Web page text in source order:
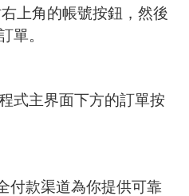
上角的帳號按鈕，然後
單。
式主界面下方的訂單按
付款渠道為你提供可靠